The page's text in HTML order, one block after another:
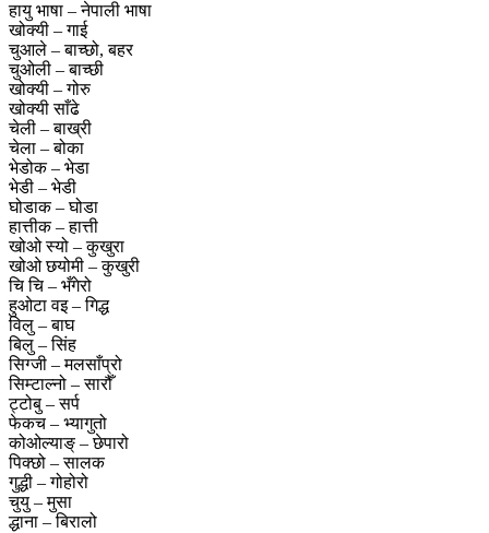
हायु भाषा – नेपाली भाषा
खोक्यी – गाई
चुआले – बाच्छो, बहर
चुओली – बाच्छी
खोक्यी – गोरु
खोक्यी साँढे
चेली – बाख्री
चेला – बोका
भेडोक – भेडा
भेडी – भेडी
घोडाक – घोडा
हात्तीक – हात्ती
खोओ स्यो – कुखुरा
खोओ छयोमी – कुखुरी
चि चि – भँगेरो
हुओटा वइ – गिद्ध
विलु – बाघ
बिलु – सिंह
सिग्जी – मलसाँप्रो
सिम्टाल्नो – सारौँ
ट्टोबु – सर्प
फेकच – भ्यागुतो
कोओल्याङ् – छेपारो
पिक्छो – सालक
गुद्धी – गोहोरो
चुयु – मुसा
द्धाना – बिरालो